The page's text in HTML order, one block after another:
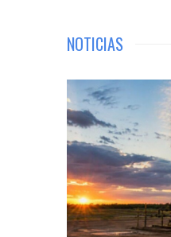
NOTICIAS